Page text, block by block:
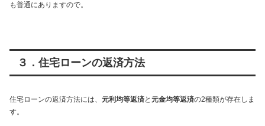
も普通にありますので。
３．住宅ローンの返済方法
住宅ローンの返済方法には、 元利均等返済と 元金均等返済の2種類が存在しま
す。